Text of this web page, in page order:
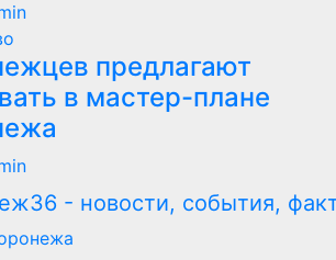
предлагают
в мастер-плане